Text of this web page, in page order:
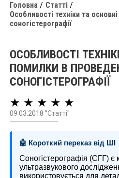
Головна
Статті
Особливості техніки та
соногістерографії
ОСОБЛИВОСТІ
ПОМИЛКИ В
СОНОГІСТЕРОГРАФІЇ
★ ★ ★ ★ ★
09.03.2018 "Статті"
🤖 Короткий переказ від ШІ
Соногістерографія (СГГ)
ультразвукового
використовується для